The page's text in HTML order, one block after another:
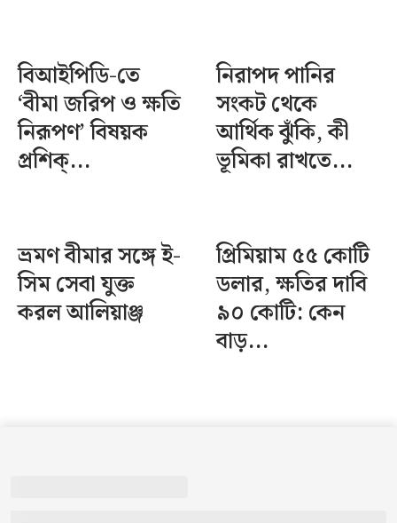
বিআইপিডি-তে
‘বীমা জরিপ ও ক্ষতি
নিরূপণ’ বিষয়ক
প্রশিক্...
নিরাপদ পানির
সংকট থেকে
আর্থিক ঝুঁকি, কী
ভূমিকা রাখতে...
ভ্রমণ বীমার সঙ্গে ই-
সিম সেবা যুক্ত
করল আলিয়াঞ্জ
প্রিমিয়াম ৫৫ কোটি
ডলার, ক্ষতির দাবি
৯০ কোটি: কেন
বাড়...